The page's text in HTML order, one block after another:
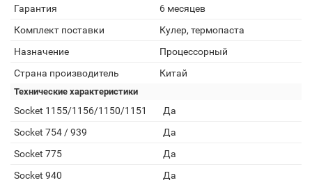
Гарантия
6 месяцев
Комплект поставки
Кулер, термопаста
Назначение
Процессорный
Страна производитель
Китай
Технические характеристики
Socket 1155/1156/1150/1151
Да
Socket 754 / 939
Да
Socket 775
Да
Socket 940
Да